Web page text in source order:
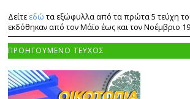
Δείτε εδώ τα εξώφυλλα από τα πρώτα 5 τεύχη
εκδόθηκαν από τον Μάϊο έως και τον Νοέμβριο
ΠΡΟΗΓΟΥΜΕΝΟ ΤΕΥΧΟΣ